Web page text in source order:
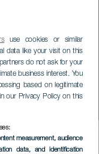
use cookies or similar
data like your visit on this
do not ask for your
business interest. You
based on legitimate
our Privacy Policy on this
measurement, audience
data, and identification